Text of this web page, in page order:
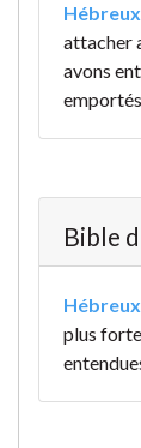
attacher
avons
Bible
plus